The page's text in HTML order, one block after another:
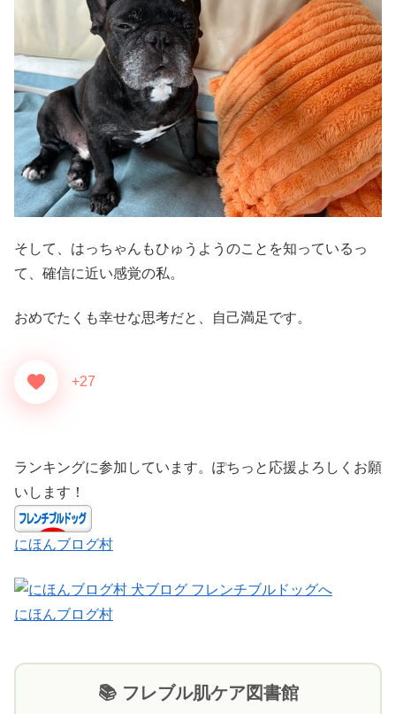
そして、はっちゃんもひゅうようのことを知っているっ
て、確信に近い感覚の私。
おめでたくも幸せな思考だと、自己満足です。
+27
ランキングに参加しています。ぽちっと応援よろしくお願
いします！
にほんブログ村
にほんブログ村
📚 フレブル肌ケア図書館